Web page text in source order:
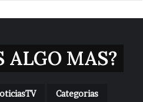
ALGO MAS?
Categorias